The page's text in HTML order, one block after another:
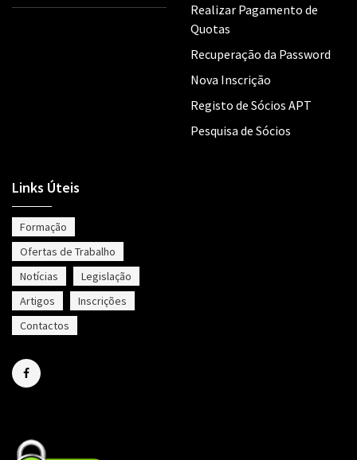
Realizar Pagamento de
Quotas
Recuperação da Password
Nova Inscrição
Registo de Sócios APT
Pesquisa de Sócios
Links Úteis
Formação
Ofertas de Trabalho
Notícias
Legislação
Artigos
Inscrições
Contactos